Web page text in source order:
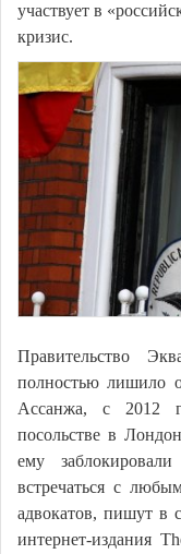
участвует в
кризис.
Правительство
полностью лишило
Ассанжа, с 2012
посольстве в
ему
встречаться с
адвокатов, пишут в
интернет-издания